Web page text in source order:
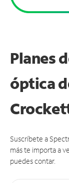
Planes
óptica
Suscríbete a
más te importa a
puedes contar.